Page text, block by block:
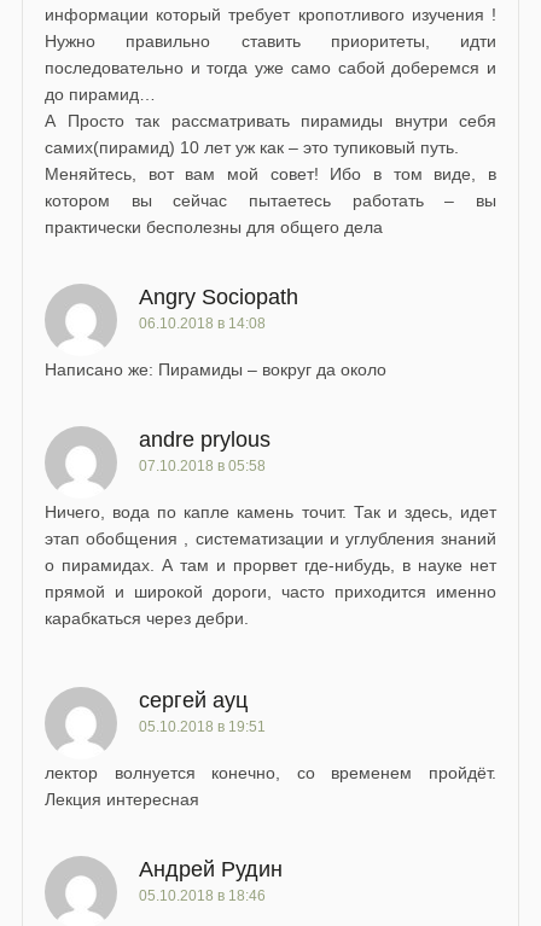
информации который требует кропотливого изучения !
Нужно правильно ставить приоритеты, идти
последовательно и тогда уже само сабой доберемся и
до пирамид…
А Просто так рассматривать пирамиды внутри себя
самих(пирамид) 10 лет уж как – это тупиковый путь.
Меняйтесь, вот вам мой совет! Ибо в том виде, в
котором вы сейчас пытаетесь работать – вы
практически бесполезны для общего дела
Angry Sociopath
06.10.2018 в 14:08
Написано же: Пирамиды – вокруг да около
andre prylous
07.10.2018 в 05:58
Ничего, вода по капле камень точит. Так и здесь, идет
этап обобщения , систематизации и углубления знаний
о пирамидах. А там и прорвет где-нибудь, в науке нет
прямой и широкой дороги, часто приходится именно
карабкаться через дебри.
сергей ауц
05.10.2018 в 19:51
лектор волнуется конечно, со временем пройдёт.
Лекция интересная
Андрей Рудин
05.10.2018 в 18:46